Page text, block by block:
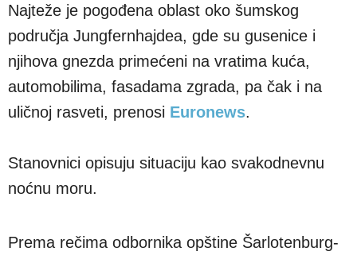
Najteže je pogođena oblast oko šumskog
područja Jungfernhajdea, gde su gusenice i
njihova gnezda primećeni na vratima kuća,
automobilima, fasadama zgrada, pa čak i na
uličnoj rasveti, prenosi Euronews.
Stanovnici opisuju situaciju kao svakodnevnu
noćnu moru.
Prema rečima odbornika opštine Šarlotenburg-